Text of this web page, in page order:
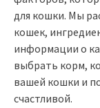
для кошки. Мы
кошек,
информации о
выбрать корм,
вашей кошки и
счастливой.